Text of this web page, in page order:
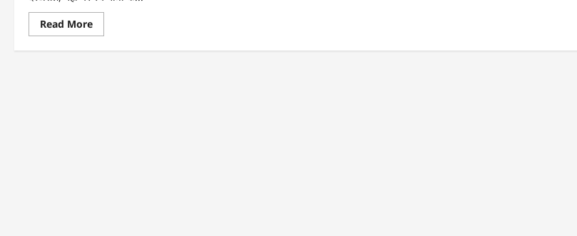
Read More